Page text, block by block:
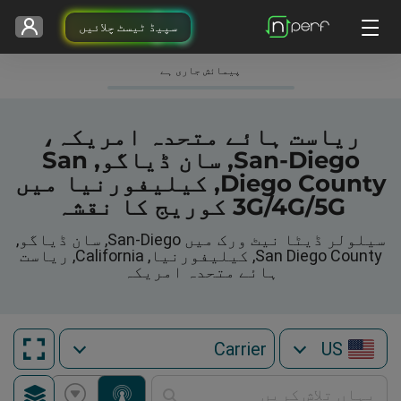
سپیڈ ٹیسٹ چلائیں
پیمائش جاری ہے
ریاست ہائے متحدہ امریکہ،
San-Diego, سان ڈیاگو, San
Diego County, کیلیفورنیا میں
3G/4G/5G کوریج کا نقشہ
سیلولر ڈیٹا نیٹ ورک میں San-Diego, سان ڈیاگو,
San Diego County, کیلیفورنیا, California, ریاست
ہائے متحدہ امریکہ
US